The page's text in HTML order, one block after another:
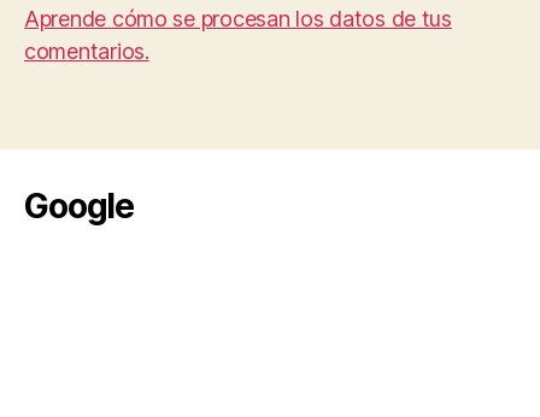
Aprende cómo se procesan los datos de tus
comentarios.
Google